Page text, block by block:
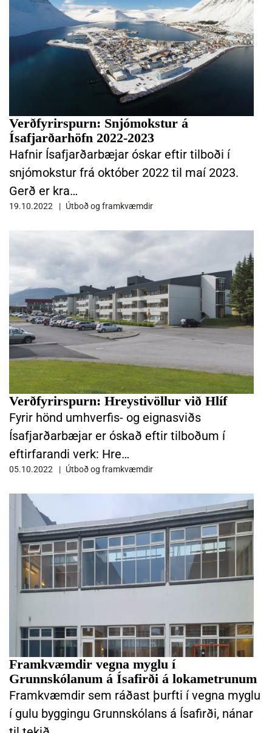
Verðfyrirspurn: Snjómokstur á
Ísafjarðarhöfn 2022-2023
Hafnir Ísafjarðarbæjar óskar eftir tilboði í
snjómokstur frá október 2022 til maí 2023.
Gerð er kra…
19.10.2022 Útboð og framkvæmdir
Verðfyrirspurn: Hreystivöllur við Hlíf
Fyrir hönd umhverfis- og eignasviðs
Ísafjarðarbæjar er óskað eftir tilboðum í
eftirfarandi verk: Hre…
05.10.2022 Útboð og framkvæmdir
LESA FRÉTTINA VERÐFYRIRSPURN: HREYSTIVÖLLUR VIÐ HLÍF
Framkvæmdir vegna myglu í
Grunnskólanum á Ísafirði á lokametrunum
Framkvæmdir sem ráðast þurfti í vegna myglu
í gulu byggingu Grunnskólans á Ísafirði, nánar
LESA FRÉTTINA FRAMKVÆMDIR VEGNA MYGLU Í